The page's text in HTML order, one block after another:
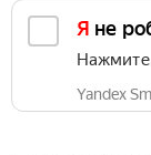
Я не
Yandex